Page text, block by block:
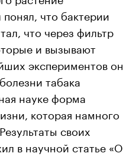
что бактерии
что через фильтр
и вызывают
экспериментов он
табака
науке форма
которая намного
своих
в научной статье «О